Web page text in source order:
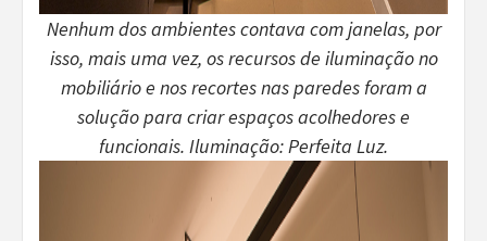
Nenhum dos ambientes contava com janelas, por
isso, mais uma vez, os recursos de iluminação no
mobiliário e nos recortes nas paredes foram a
solução para criar espaços acolhedores e
funcionais. Iluminação: Perfeita Luz.